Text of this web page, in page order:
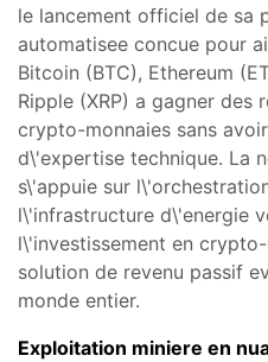
le lancement officiel de sa
automatisee concue pour
Bitcoin (BTC), Ethereum
Ripple (XRP) a gagner des
crypto-monnaies sans
d\'expertise technique. La
s\'appuie sur
l\'infrastructure d\'energie
l\'investissement en
solution de revenu passif
monde entier.
Exploitation miniere en